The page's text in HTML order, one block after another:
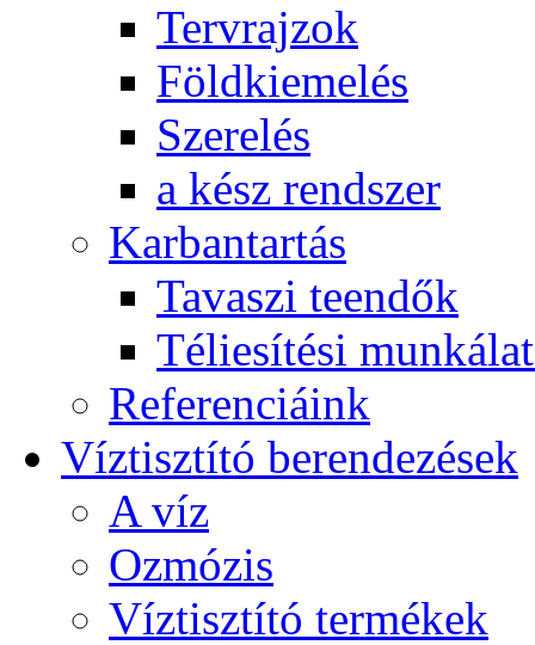
Tervrajzok
Földkiemelés
Szerelés
a kész rendszer
Karbantartás
Tavaszi teendők
Téliesítési
Referenciáink
Víztisztító berendezések
A víz
Ozmózis
Víztisztító termékek